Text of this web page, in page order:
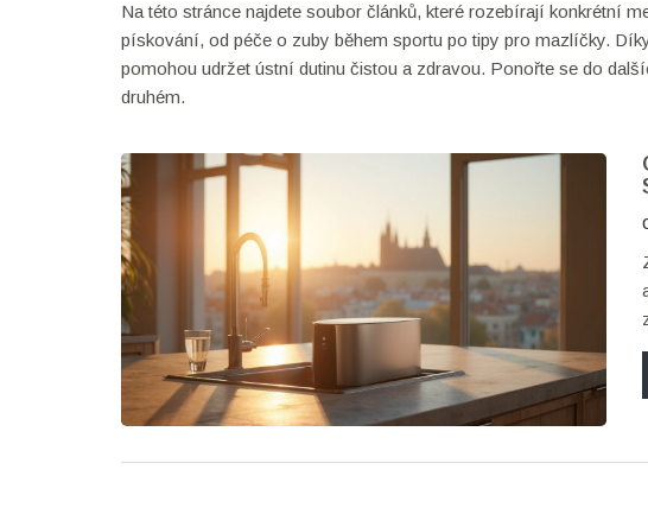
Na této stránce najdete soubor článků, které rozebírají konkrétní
pískování, od péče o zuby během sportu po tipy pro mazlíčky.
pomohou udržet ústní dutinu čistou a zdravou. Ponořte se do
druhém.